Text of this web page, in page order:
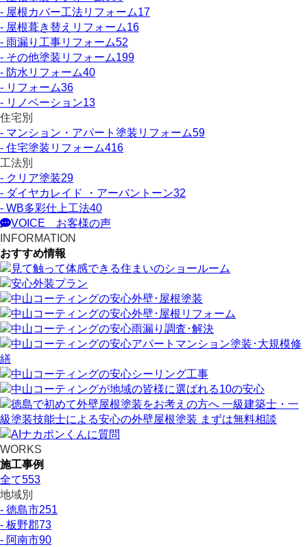
- 屋根カバー工法リフォーム17
- 屋根葺き替えリフォーム16
- 雨漏り工事リフォーム52
- その他塗装リフォーム199
- 防水リフォーム40
- リフォーム36
- リノベーション13
住宅別
- マンション・アパート塗装リフォーム59
- 住宅塗装リフォーム416
工法別
- クリア塗装29
- ダイヤカレイド ・アーバントーン32
- WB多彩仕上工法40
VOICE
お客様の声
INFORMATION
おすすめ情報
WORKS
施工事例
全て553
地域別
- 徳島市251
- 板野郡73
- 阿南市90